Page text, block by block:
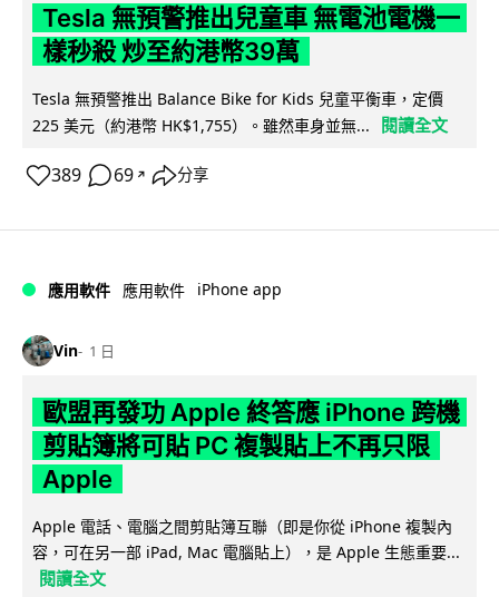
Tesla 無預警推出兒童車 無電池電機一
樣秒殺 炒至約港幣39萬
Tesla 無預警推出 Balance Bike for Kids 兒童平衡車，定價
225 美元（約港幣 HK$1,755）。雖然車身並無...
閱讀全文
389 69 ↗ 分享
應用軟件 應用軟件 iPhone app
Vin 1 日
歐盟再發功 Apple 終答應 iPhone 跨機
剪貼簿將可貼 PC 複製貼上不再只限
Apple
Apple 電話、電腦之間剪貼簿互聯（即是你從 iPhone 複製內
容，可在另一部 iPad, Mac 電腦貼上），是 Apple 生態重要...
閱讀全文